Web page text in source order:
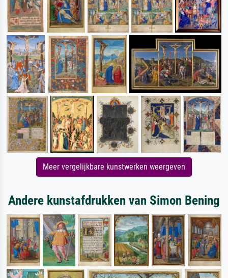
Meer vergelijkbare kunstwerken weergeven
Andere kunstafdrukken van Simon Bening